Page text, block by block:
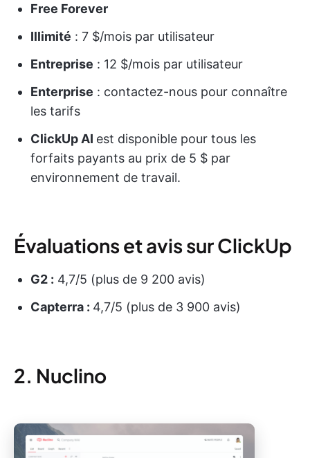
Free Forever
Illimité : 7 $/mois par utilisateur
Entreprise : 12 $/mois par utilisateur
Enterprise : contactez-nous pour connaître
les tarifs
ClickUp AI est disponible pour tous les
forfaits payants au prix de 5 $ par
environnement de travail.
Évaluations et avis sur ClickUp
G2 : 4,7/5 (plus de 9 200 avis)
Capterra : 4,7/5 (plus de 3 900 avis)
2. Nuclino